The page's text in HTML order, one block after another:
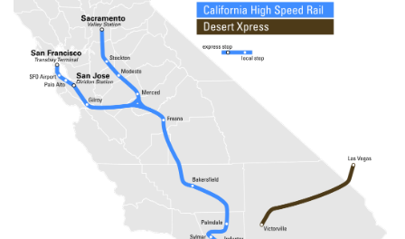
DOBRAVERO.HU
LATIMO.HU
GLOBOBOOK